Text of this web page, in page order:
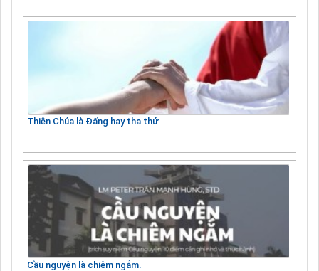
Thiên Chúa là Đấng hay tha thứ
Cầu nguyện là chiêm ngắm.